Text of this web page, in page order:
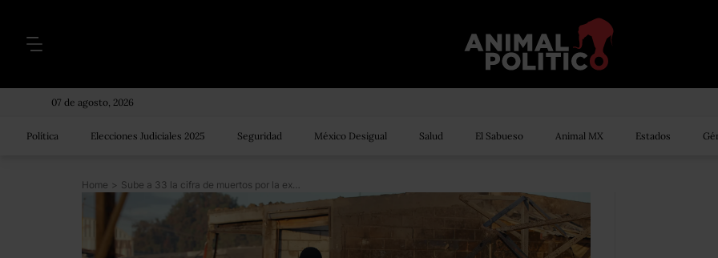
07 de agosto, 2026
Política Elecciones Judiciales 2025 Seguridad México Desigual Salud El Sabueso Animal MX Estados
Home > Sube a 33 la cifra de muertos por la explosión en el mercado de Tultepec